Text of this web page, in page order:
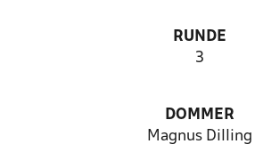
RUNDE
3
DOMMER
Magnus Dilling